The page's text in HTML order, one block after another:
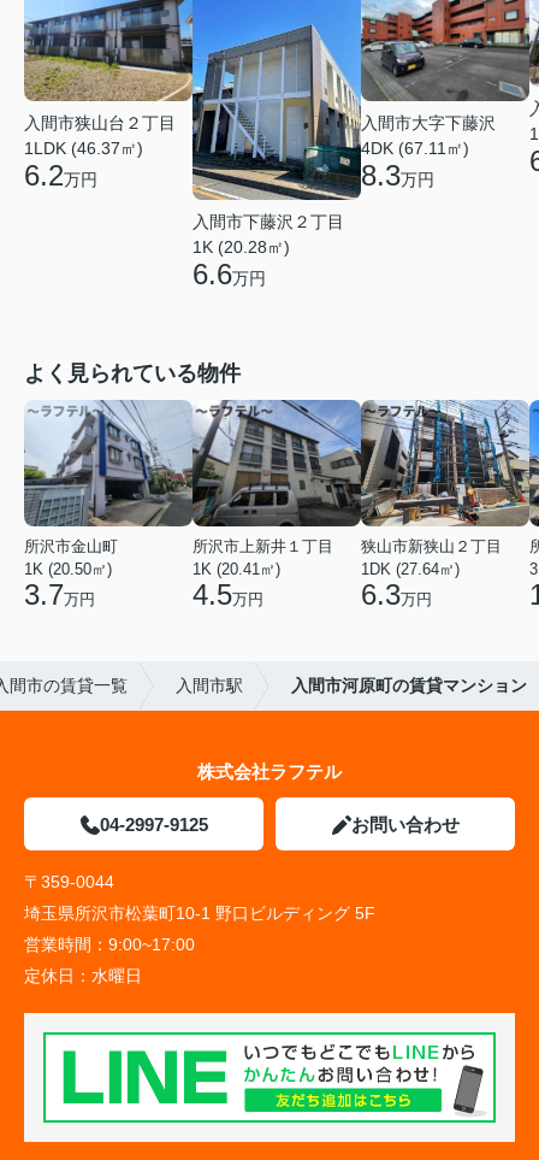
入間市狭山台２丁目
1LDK (46.37㎡)
6.2万円
入間市下藤沢２丁目
1K (20.28㎡)
6.6万円
入間市大字下藤沢
4DK (67.11㎡)
8.3万円
よく見られている物件
所沢市金山町
1K (20.50㎡)
3.7万円
所沢市上新井１丁目
1K (20.41㎡)
4.5万円
狭山市新狭山２丁目
1DK (27.64㎡)
6.3万円
間市の賃貸一覧 入間市駅 入間市河原町の賃貸マンション
株式会社ラフテル
04-2997-9125 お問い合わせ
〒359-0044
埼玉県所沢市松葉町10-1 野口ビルディング 5F
営業時間： 9:00~17:00
定休日： 水曜日